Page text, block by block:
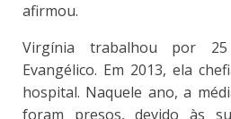
afirmou.
Virgínia trabalhou por
Evangélico. Em 2013, ela
hospital. Naquele ano, a
foram presos, devido às